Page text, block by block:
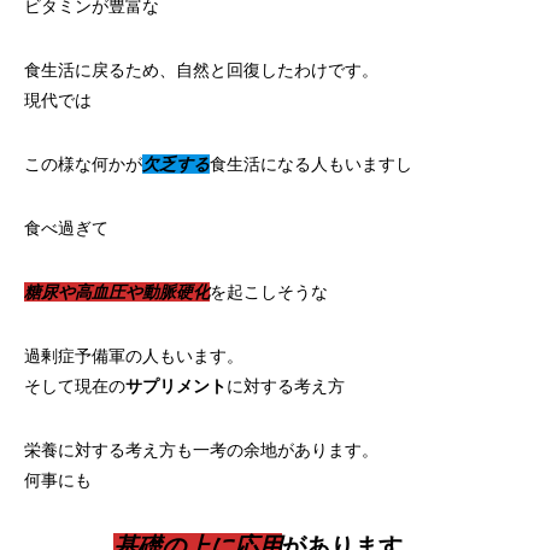
ビタミンが豊富な
食生活に戻るため、自然と回復したわけです。
現代では
この様な何かが欠乏する食生活になる人もいますし
食べ過ぎて
糖尿や高血圧や動脈硬化を起こしそうな
過剰症予備軍の人もいます。
そして現在のサプリメントに対する考え方
栄養に対する考え方も一考の余地があります。
何事にも